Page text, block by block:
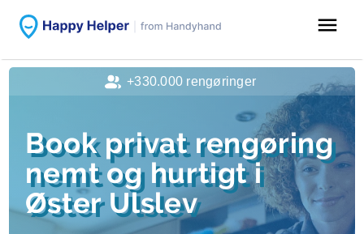
menu
Book privat rengøring
nemt og hurtigt i
Øster Ulslev
+330.000 rengøringer